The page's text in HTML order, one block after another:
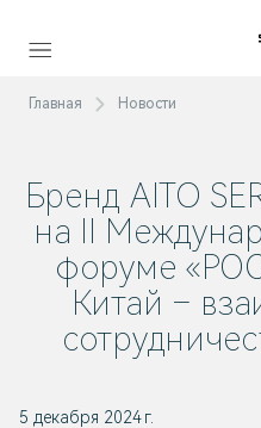
Главная Новости
Бренд AITO
на II
форуме
Китай –
5 декабря 2024 г.